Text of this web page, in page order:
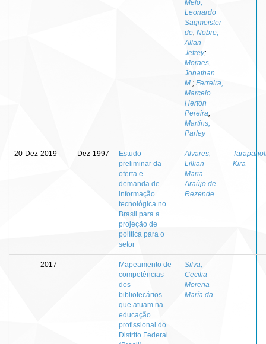
Melo,
Leonardo
Sagmeister
de; Nobre,
Allan
Jefrey;
Moraes,
Jonathan
M. ; Ferreira,
Marcelo
Herton
Pereira;
Martins,
Parley
20-Dez-2019 Dez-1997
Estudo
preliminar da
oferta e
demanda de
informação
tecnológica no
Brasil para a
projeção de
política para o
setor
Alvares,
Lillian
Maria
Araújo de
Rezende
Kira
2017 -
Mapeamento de
competências
dos
bibliotecários
que atuam na
educação
profissional do
Distrito Federal
Silva,
Cecilia
Morena
María da
-